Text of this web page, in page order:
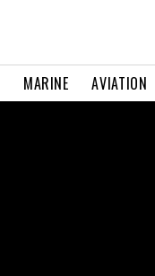
MARINE AVIATION